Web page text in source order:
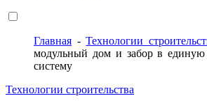
Главная -Технологии
модульный дом и забор в единую
систему
Технологии строительства